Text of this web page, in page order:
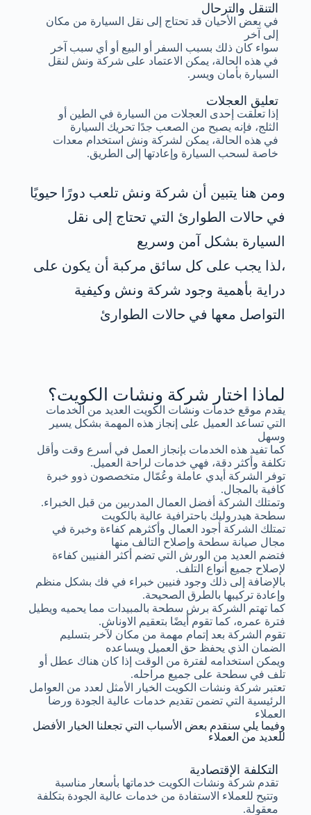
تعليق العجلات
إذا تعلقت إحدى العجلات من السيارة في الطين أو
الثلج، فإنه يصبح من الصعب جدًا تحريك السيارة
في هذه الحالة، يمكن لشركة ونش استخدام معدات
خاصة لسحب السيارة وإعادتها إلى الطريق.
التنقل والترحال
في بعض الأحيان قد تحتاج إلى نقل السيارة من مكان
إلى آخر
سواء كان ذلك بسبب السفر أو البيع أو أي سبب آخر
في هذه الحالة، يمكن الاعتماد على شركة ونش لنقل
السيارة بأمان ويسر.
ومن هنا يتبين أن شركة ونش تلعب دورًا حيويًا
في حالات الطوارئ التي تحتاج إلى نقل
السيارة بشكل آمن وسريع
،لذا يجب على كل سائق مركبة أن يكون على
دراية بأهمية وجود شركة ونش وكيفية
التواصل معها في حالات الطوارئ
لماذا اختار شركة ونشات الكويت؟
يقدم موقع خدمات ونشات الكويت العديد من الخدمات
التي تساعد العميل على إنجاز هذه المهمة بشكل يسير
وسهل
كما تفيد هذه الخدمات بإنجاز العمل في أسرع وقت وأقل
تكلفة وأكثر دقة، فهي خدمات لراحة العميل.
توفر الشركة أيدي عاملة وعُمّال متخصصون ذوو خبرة
كافية بالمجال.
وتمتلك الشركة أفضل العمال المدربين من قبل الخبراء.
سطحة هيدروليك باحترافية عالية بالكويت
تمتلك الشركة أجود العمال وأكثرهم كفاءة وخبرة في
مجال صيانة سطحة وإصلاح التالف منها
فتضم العديد من الورش التي تضم أكثر الفنيين كفاءة
لإصلاح جميع أنواع التلف.
بالإضافة إلى ذلك وجود فنيين خبراء في فك بشكل منظم
وإعادة تركيبها بالطرق الصحيحة.
كما تهتم الشركة برش سطحة بالمبيدات مما يحميه ويطيل
فترة عمره، كما تقوم أيضًا بتعقيم الاوناش.
تقوم الشركة بعد إتمام مهمة من مكان لآخر بتسليم
الضمان الذي يحفظ حق العميل ويساعده
ويمكن استخدامه لفترة من الوقت إذا كان هناك عطل أو
تلف في سطحة على جميع مراحله.
تعتبر شركة ونشات الكويت الخيار الأمثل لعدد من العوامل
الرئيسية التي تضمن تقديم خدمات عالية الجودة ورضا
العملاء
وفيما يلي سنقدم بعض الأسباب التي تجعلنا الخيار الأفضل
للعديد من العملاء
التكلفة الإقتصادية
تقدم شركة ونشات الكويت خدماتها بأسعار مناسبة
وتتيح للعملاء الاستفادة من خدمات عالية الجودة بتكلفة
معقولة.